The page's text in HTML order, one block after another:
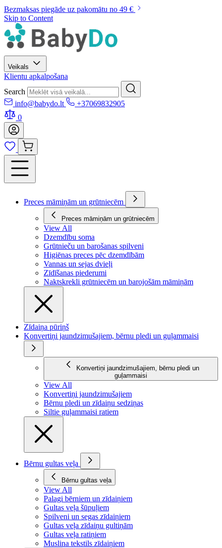
Bezmaksas piegāde uz pakomātu no 49 €
Skip to Content
Veikals
Klientu apkalpošana
Search
info@babydo.lt
+37069832905
0
Preces māmiņām un grūtniecēm
Preces māmiņām un grūtniecēm
View All
Dzemdību soma
Grūtnieču un barošanas spilveni
Higiēnas preces pēc dzemdībām
Vannas un sejas dvieļi
Zīdīšanas piederumi
Naktskrekli grūtniecēm un barojošām māmiņām
Zīdaiņa pūriņš
Konvertiņi jaundzimušajiem, bērnu pledi un guļammaisi
Konvertiņi jaundzimušajiem, bērnu pledi un
guļammaisi
View All
Konvertiņi jaundzimušajiem
Bērnu pledi un zīdaiņu sedziņas
Siltie guļammaisi ratiem
Bērnu gultas veļa
Bērnu gultas veļa
View All
Palagi bērniem un zīdaiņiem
Gultas veļa šūpuļiem
Spilveni un segas zīdaiņiem
Gultas veļa zīdaiņu gultiņām
Gultas veļa ratiņiem
Muslina tekstils zīdaiņiem